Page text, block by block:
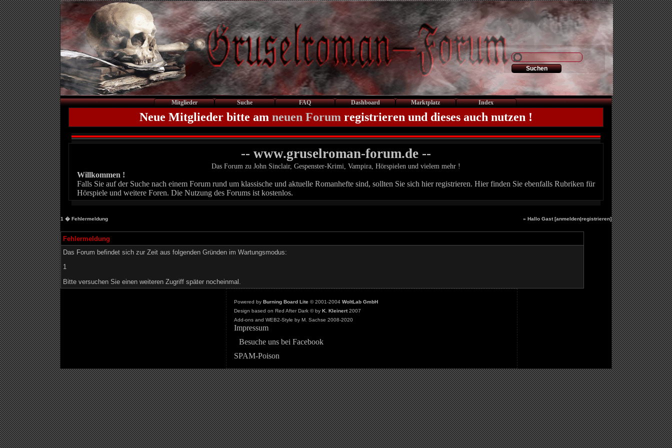
Mitglieder Suche FAQ Dashboard Marktplatz Index
Neue Mitglieder bitte am neuen Forum registrieren und dieses auch nutzen !
-- www.gruselroman-forum.de --
Das Forum zu John Sinclair, Gespenster-Krimi, Vampira, Hörspielen und vielem mehr !
Willkommen !
Falls Sie auf der Suche nach einem Forum rund um klassische und aktuelle Romanhefte sind, sollten Sie sich hier registrieren. Hier finden Sie ebenfalls Rubriken für
Hörspiele und weitere Foren. Die Nutzung des Forums ist kostenlos.
1 � Fehlermeldung » Hallo Gast [anmelden|registrieren]
Fehlermeldung
Das Forum befindet sich zur Zeit aus folgenden Gründen im Wartungsmodus:
1
Bitte versuchen Sie einen weiteren Zugriff später nocheinmal.
Powered by Burning Board Lite© 2001-2004 WoltLab GmbH
Design based on Red After Dark © by K. Kleinert2007
Add-ons and WEB2-Style by M. Sachse 2008-2020
Impressum
Besuche uns bei Facebook
SPAM-Poison